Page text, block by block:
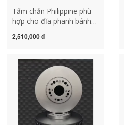
Tấm chắn Philippine phù
hợp cho đĩa phanh bánh
Chevrolet New Cruze
Cheng Malibu XL
2,510,000 đ